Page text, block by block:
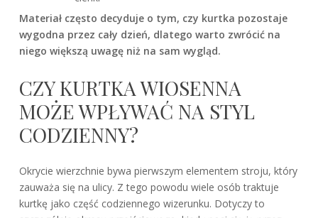
Materiał często decyduje o tym, czy kurtka pozostaje
wygodna przez cały dzień, dlatego warto zwrócić na
niego większą uwagę niż na sam wygląd.
CZY KURTKA WIOSENNA
MOŻE WPŁYWAĆ NA STYL
CODZIENNY?
Okrycie wierzchnie bywa pierwszym elementem stroju, który
zauważa się na ulicy. Z tego powodu wiele osób traktuje
kurtkę jako część codziennego wizerunku. Dotyczy to